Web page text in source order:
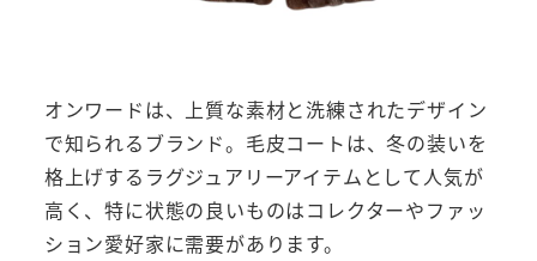
オンワードは、上質な素材と洗練されたデザイン
で知られるブランド。毛皮コートは、冬の装いを
格上げするラグジュアリーアイテムとして人気が
高く、特に状態の良いものはコレクターやファッ
ション愛好家に需要があります。